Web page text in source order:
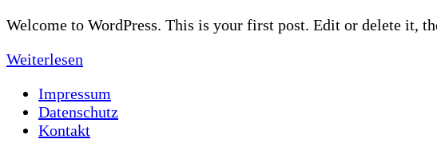
Welcome to WordPress. This is your first post. Edit or delete it,
Weiterlesen
Impressum
Datenschutz
Kontakt